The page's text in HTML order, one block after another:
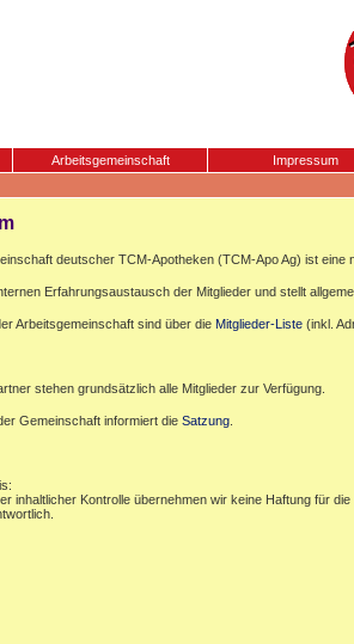
Arbeitsgemeinschaft Impressum
deutscher TCM-Apotheken (TCM-Apo Ag) ist eine
Erfahrungsaustausch der Mitglieder und stellt
Arbeitsgemeinschaft sind über die Mitglieder-Liste (inkl.
stehen grundsätzlich alle Mitglieder zur Verfügung.
Gemeinschaft informiert die Satzung
inhaltlicher Kontrolle übernehmen wir keine Haftung für